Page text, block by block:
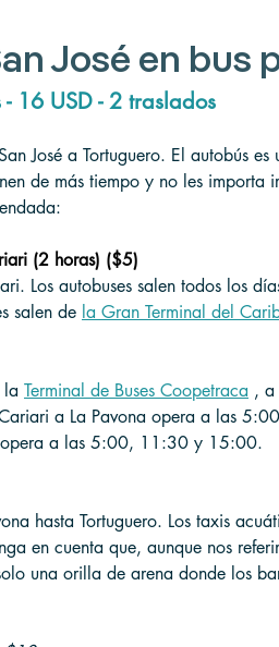
José en bus
16 USD - 2 traslados
José a Tortuguero. El autobús
de más tiempo y no les importa
(2 horas) ($5)
Los autobuses salen todos los
salen de la Gran Terminal del
la Terminal de Buses Coopetraca , a
a La Pavona opera a las
opera a las 5:00, 11:30 y 15:00.
hasta Tortuguero. Los taxis
en cuenta que, aunque nos
una orilla de arena donde los